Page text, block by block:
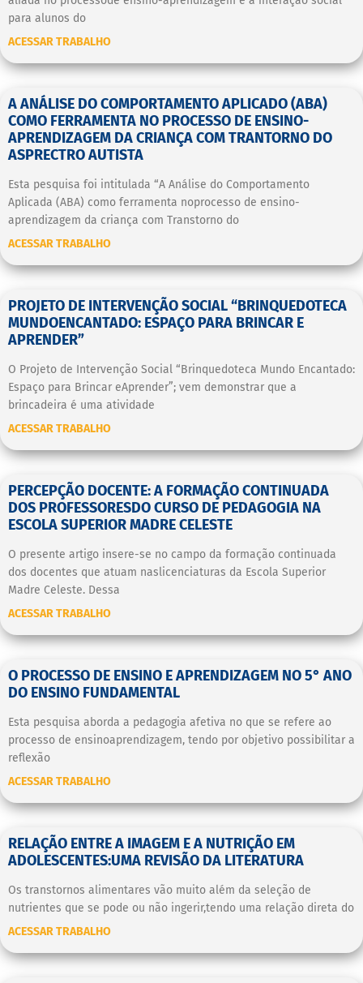
para alunos do
ACESSAR TRABALHO
A ANÁLISE DO COMPORTAMENTO APLICADO (ABA)
COMO FERRAMENTA NO PROCESSO DE ENSINO-
APRENDIZAGEM DA CRIANÇA COM TRANTORNO DO
ASPRECTRO AUTISTA
Esta pesquisa foi intitulada “A Análise do Comportamento
Aplicada (ABA) como ferramenta noprocesso de ensino-
aprendizagem da criança com Transtorno do
ACESSAR TRABALHO
PROJETO DE INTERVENÇÃO SOCIAL “BRINQUEDOTECA
MUNDOENCANTADO: ESPAÇO PARA BRINCAR E
APRENDER”
O Projeto de Intervenção Social “Brinquedoteca Mundo Encantado:
Espaço para Brincar eAprender”; vem demonstrar que a
brincadeira é uma atividade
ACESSAR TRABALHO
PERCEPÇÃO DOCENTE: A FORMAÇÃO CONTINUADA
DOS PROFESSORESDO CURSO DE PEDAGOGIA NA
ESCOLA SUPERIOR MADRE CELESTE
O presente artigo insere-se no campo da formação continuada
dos docentes que atuam naslicenciaturas da Escola Superior
Madre Celeste. Dessa
ACESSAR TRABALHO
O PROCESSO DE ENSINO E APRENDIZAGEM NO 5° ANO
DO ENSINO FUNDAMENTAL
Esta pesquisa aborda a pedagogia afetiva no que se refere ao
processo de ensinoaprendizagem, tendo por objetivo possibilitar a
reflexão
ACESSAR TRABALHO
RELAÇÃO ENTRE A IMAGEM E A NUTRIÇÃO EM
ADOLESCENTES:UMA REVISÃO DA LITERATURA
Os transtornos alimentares vão muito além da seleção de
nutrientes que se pode ou não ingerir,tendo uma relação direta do
ACESSAR TRABALHO